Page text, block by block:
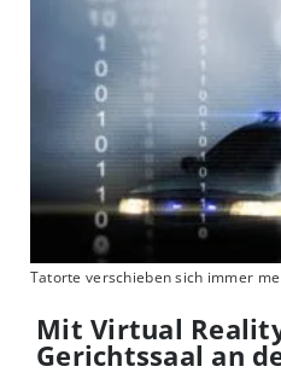
Tatorte verschieben sich immer
Mit Virtual
Gerichtssaal an